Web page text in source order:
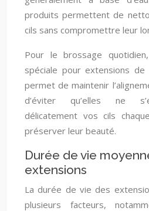
produits permettent de
cils sans compromettre leur
Pour le brossage
spéciale pour extensions
permet de maintenir
d’éviter qu’elles ne
délicatement vos cils
préserver leur beauté.
Durée de vie
extensions
La durée de vie des
plusieurs facteurs,